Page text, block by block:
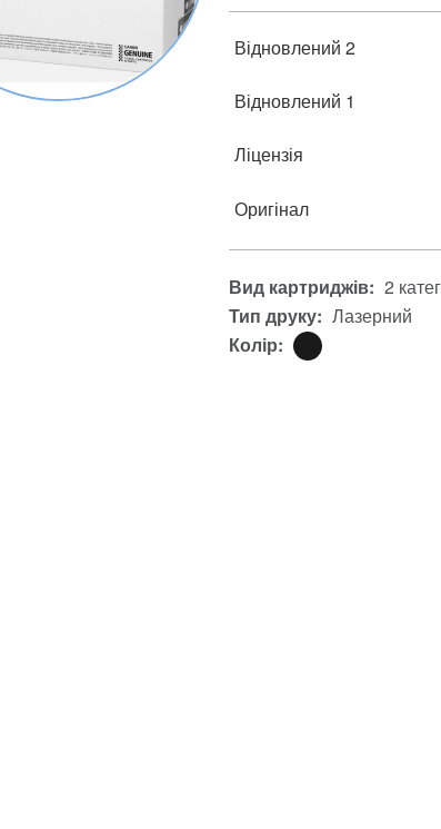
Відновлений 2
Відновлений 1
Ліцензія
Оригінал
Вид картриджів: 2
Тип друку: Лазерний
Колір: